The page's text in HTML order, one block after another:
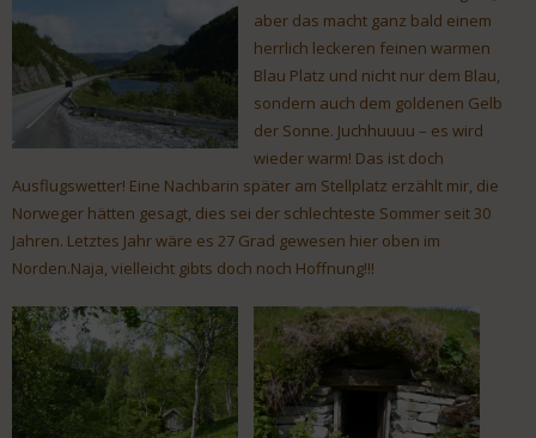
aber das macht ganz bald einem
herrlich leckeren feinen warmen
Blau Platz und nicht nur dem Blau,
sondern auch dem goldenen Gelb
der Sonne. Juchhuuuu – es wird
wieder warm! Das ist doch
Ausflugswetter! Eine Nachbarin später am Stellplatz erzählt mir, die
Norweger hätten gesagt, dies sei der schlechteste Sommer seit 30
Jahren. Letztes Jahr wäre es 27 Grad gewesen hier oben im
Norden.Naja, vielleicht gibts doch noch Hoffnung!!!